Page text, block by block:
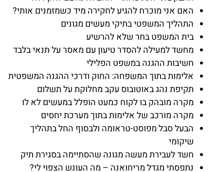
האם אני מוכרח להגיע לחקירה מיד כשמזמנים אותי?
התהליך המשפטי בתיקי מעשים מגונים
בית המשפט בחר שלא להרשיע
מחשד למעילה להסדר טיעון עם מאסר על תנאי בלבד
חשיבות ההגנה במשפט הפלילי
אלימות בתוך המשפחה: החוק ודרכי ההגנה המשפטית
תקיפת נהג באוטובוס עקב מחלוקת על תשלום
מקרה מובהק בו לקוח כמעט הופלל במעשים לא לו
מקרה מורכב של אלימות בתוך מערכת יחסים
הבעל סבל מפוסט-טראומה ולבסוף החל בתהליך
שיקומי
חשד לעבירת מעשה מגונה שהסתיימה בסגירת תיק
נתפסתי מגדל מריחואנה – מה העונש הצפוי לי?